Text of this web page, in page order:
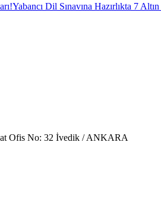
Yabancı Dil Sınavına Hazırlıkta 7
Ofis No: 32 İvedik / ANKARA